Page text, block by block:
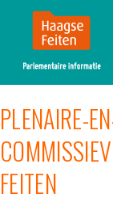
PLENAIRE-
FEITEN